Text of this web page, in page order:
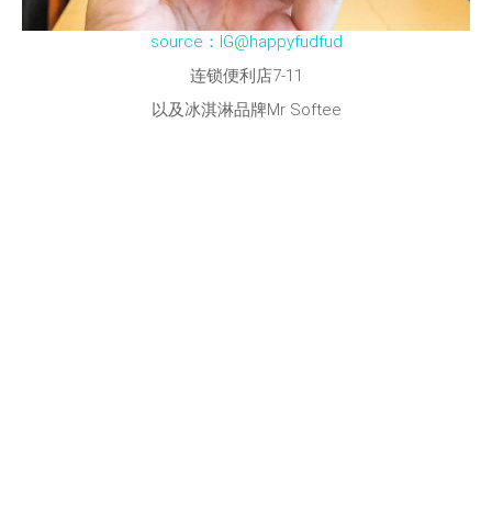
source：IG@happyfudfud
连锁便利店7-11
以及冰淇淋品牌Mr Softee